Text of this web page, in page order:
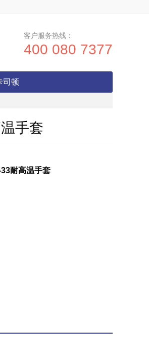
客户服务热线：
400 080 7377
司顿
手套
耐高温手套